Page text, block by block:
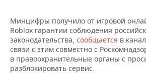
ОТКРЫТАЯ ЛЕКЦИЯ
БАСКЕТБОЛ
ВОЛЕЙБОЛ
КИБЕРСПОРТ
ИНФРАСТРУКТУРА
ИСТОРИЯ
КУЛЬТУРА
СПРАВОЧНИК
СПИСОК ПЕРСОН
СПИСОК КОМПАНИЙ
ПОЛНАЯ ВЕРСИЯ
Минцифры получило от игровой
Roblox гарантии соблюдения
законодательства, сообщается в
связи с этим совместно с
в правоохранительные органы с
разблокировать сервис.